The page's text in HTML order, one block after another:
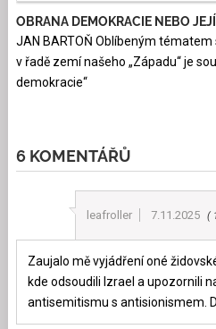
OBRANA DEMOKRACIE NEBO
JAN BARTOŇ Oblíbeným
v řadě zemí našeho „Západu“ je
demokracie“
6 KOMENTÁŘŮ
leafroller 7.11.2025
Zaujalo mě vyjádření oné
kde odsoudili Izrael a upozornili
antisemitismu s antisionismem.